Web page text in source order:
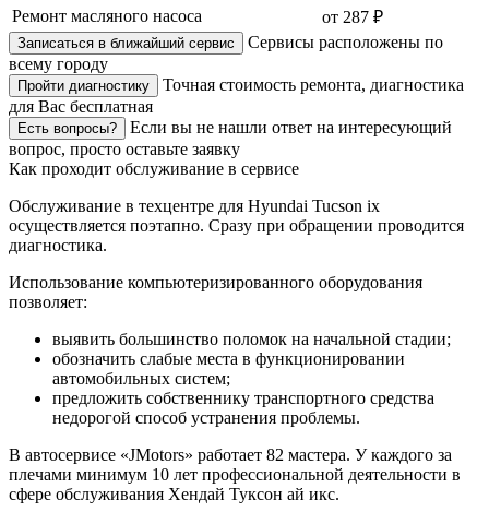
Ремонт масляного насоса
от 287 ₽
Записаться в ближайший сервис
Сервисы расположены по
всему городу
Пройти диагностику
Точная стоимость ремонта, диагностика
для Вас бесплатная
Есть вопросы?
Если вы не нашли ответ на интересующий
вопрос, просто оставьте заявку
Как проходит обслуживание в сервисе
Обслуживание в техцентре для Hyundai Tucson ix
осуществляется поэтапно. Сразу при обращении проводится
диагностика.
Использование компьютеризированного оборудования
позволяет:
выявить большинство поломок на начальной стадии;
обозначить слабые места в функционировании
автомобильных систем;
предложить собственнику транспортного средства
недорогой способ устранения проблемы.
В автосервисе «JMotors» работает 82 мастера. У каждого за
плечами минимум 10 лет профессиональной деятельности в
сфере обслуживания Хендай Туксон ай икс.